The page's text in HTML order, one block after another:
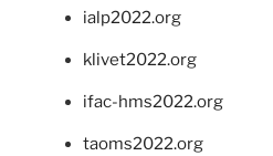
ialp2022.org
klivet2022.org
ifac-hms2022.org
taoms2022.org